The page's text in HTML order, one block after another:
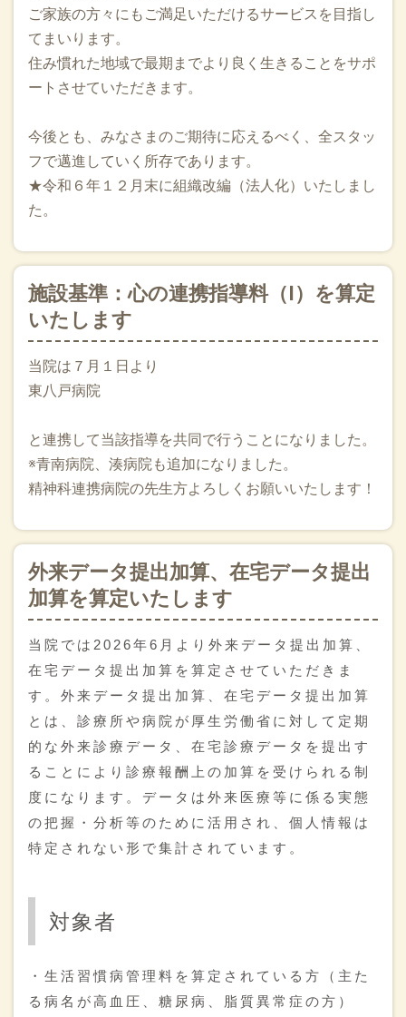
2025.10.05
PEACE研修会からの本日は青森県立中央病院で”緩和ケア連絡
調整委員フォローアップ研修”に青森全県からのメンバーと当
院千葉薬剤師と参加させていただきました。十和田市立中央
行うことになりました。3年で地域の底上げに寄与します！
2025.10.04
ト）に講師として参加させていただき、”療養場所の選択と地
連絡調整員のメンバーのスタッフの皆様とも打ち合わせでき
うれしく充実した日でした。終わり次第新青森に移動です。
15期上の大先輩”佐藤温先生”にも初めてお会いでき大感激で
した！
10月になりました。目標は”let it go!”あるがままを見据えて支
2025.09.06
今日は朝定期の訪問診療以外に腹水をどうしても抜いてほし
いとおっしゃる患者様がいて往診しました。その間に心不全
和ケアをおこなっていくことになりました。 14時からはライ
フサポートここらの谷内さまとお会いして在宅の話をしまし
た。八戸の在宅の仲間にまたお会いできてうれしい時間にな
りました！自費のリハビリや福祉用具の事業をされていま
す。
2025.09.05
本日は14時からホクトウ株式会社さまの展示会に行き、北良
株式会社さまの窓システムを使って社長の笠井健様にお話し
を聞く機会を頂きました！災害支援車両も見学させていただ
きました。遠隔操作試乗会もあるようです！ご紹介いただい
た八戸工業大学浅川先生、ホクトウ株式会社川村社長、佐々
木様、鈴木様ありがとうございました！さらに16：30からは
八戸市民病院で地域合同カンファランスに当院から看護師2名
消化器内科の沖先生や外来・病棟看護師の皆様、訪問看護ST
ご紹介していただいた患者様についてはもちろんがんの二人
主治医制や意思決定支援など、あたたかい意見交換をさせて
いただきました！緩和ケア認定看護師の越後さんをはじめ皆
2025.09.01
ご家族の方々にもご満足いただけるサービスを目指し
てまいります。
住み慣れた地域で最期までより良く生きることをサポ
ートさせていただきます。
今後とも、みなさまのご期待に応えるべく、全スタッ
フで邁進していく所存であります。
★令和６年１２月末に組織改編（法人化）いたしまし
た。
施設基準：心の連携指導料（Ⅰ）を算定
いたします
当院は７月１日より
東八戸病院
と連携して当該指導を共同で行うことになりました。
※青南病院、湊病院も追加になりました。
精神科連携病院の先生方よろしくお願いいたします！
外来データ提出加算、在宅データ提出
加算を算定いたします
当院では2026年6月より外来データ提出加算、
在宅データ提出加算を算定させていただきま
す。外来データ提出加算、在宅データ提出加算
とは、診療所や病院が厚生労働省に対して定期
的な外来診療データ、在宅診療データを提出す
ることにより診療報酬上の加算を受けられる制
度になります。データは外来医療等に係る実態
の把握・分析等のために活用され、個人情報は
特定されない形で集計されています。
対象者
・生活習慣病管理料を算定されている方（主た
る病名が高血圧、糖尿病、脂質異常症の方）